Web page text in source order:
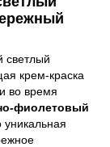
светлый
крем-краска
во время
фиолетовый
уникальная